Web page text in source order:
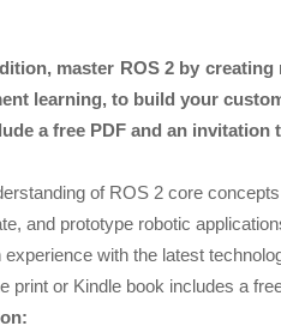
master ROS 2 by
learning, to build your
a free PDF and an
of ROS 2 core
and prototype robotic
experience with the latest
print or Kindle book includes a